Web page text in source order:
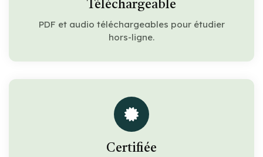
Téléchargeable
PDF et audio téléchargeables pour étudier
hors-ligne.
Certifiée